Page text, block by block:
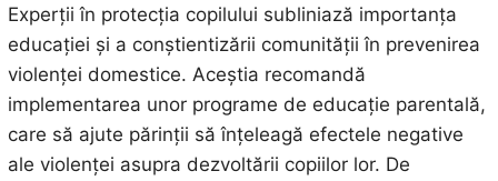
Experții în protecția copilului subliniază importanța
educației și a conștientizării comunității în prevenirea
violenței domestice. Aceștia recomandă
implementarea unor programe de educație parentală,
care să ajute părinții să înțeleagă efectele negative
ale violenței asupra dezvoltării copiilor lor. De